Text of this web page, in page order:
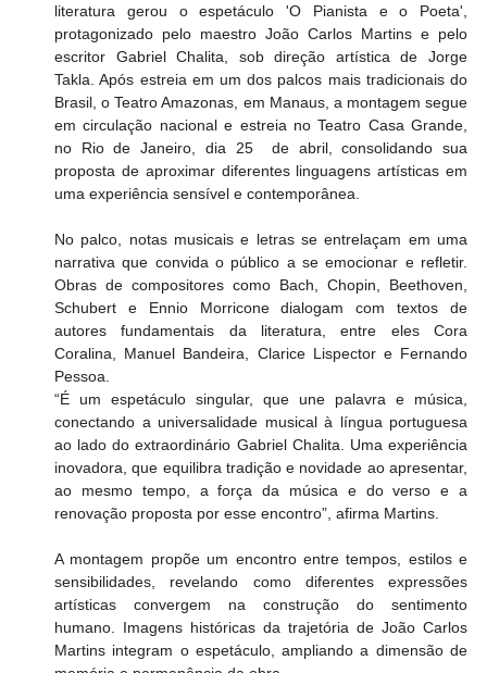
literatura gerou o espetáculo 'O Pianista e o Poeta',
protagonizado pelo maestro João Carlos Martins e pelo
escritor Gabriel Chalita, sob direção artística de Jorge
Takla. Após estreia em um dos palcos mais tradicionais do
Brasil, o Teatro Amazonas, em Manaus, a montagem segue
em circulação nacional e estreia no Teatro Casa Grande,
no Rio de Janeiro, dia 25  de abril, consolidando sua
proposta de aproximar diferentes linguagens artísticas em
uma experiência sensível e contemporânea.
No palco, notas musicais e letras se entrelaçam em uma
narrativa que convida o público a se emocionar e refletir.
Obras de compositores como Bach, Chopin, Beethoven,
Schubert e Ennio Morricone dialogam com textos de
autores fundamentais da literatura, entre eles Cora
Coralina, Manuel Bandeira, Clarice Lispector e Fernando
Pessoa.
“É um espetáculo singular, que une palavra e música,
conectando a universalidade musical à língua portuguesa
ao lado do extraordinário Gabriel Chalita. Uma experiência
inovadora, que equilibra tradição e novidade ao apresentar,
ao mesmo tempo, a força da música e do verso e a
renovação proposta por esse encontro”, afirma Martins.
A montagem propõe um encontro entre tempos, estilos e
sensibilidades, revelando como diferentes expressões
artísticas convergem na construção do sentimento
humano. Imagens históricas da trajetória de João Carlos
Martins integram o espetáculo, ampliando a dimensão de